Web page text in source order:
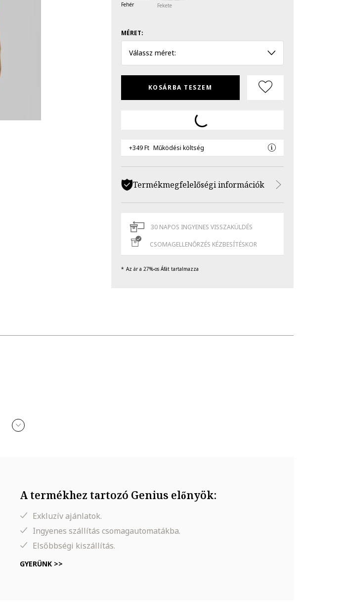
Fehér Fekete
MÉRET:
Válassz méret:
KOSÁRBA TESZEM
+349 Ft Működési költség
Termékmegfelelőségi információk
30 NAPOS INGYENES VISSZAKÜLDÉS
CSOMAGELLENŐRZÉS KÉZBESÍTÉSKOR
Az ár a 27%-os Áfát tartalmazza
A termékhez tartozó Genius előnyök:
Exkluzív ajánlatok.
Ingyenes szállítás csomagautomatákba.
Elsőbbségi kiszállítás.
GYERÜNK >>